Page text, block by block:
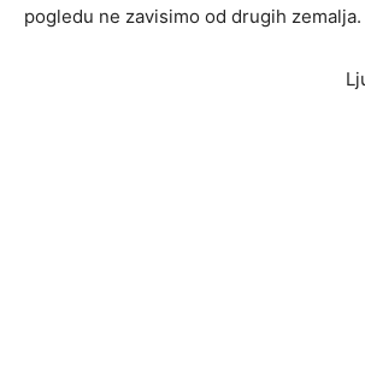
pogledu ne zavisimo od drugih zemalja.